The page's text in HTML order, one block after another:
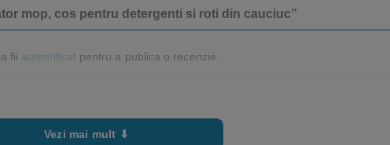
mop, cos pentru detergenti si roti din cauciuc”
fii autentificat pentru a publica o recenzie.
Vezi mai mult ⬇